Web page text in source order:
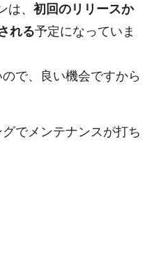
、 初回のリリースか
れる予定になっていま
で、良い機会ですから
でメンテナンスが打ち